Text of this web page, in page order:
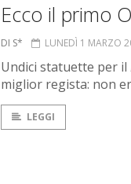
Ecco il primo
DI S* LUNEDÌ 1 MARZO
Undici statuette per il
miglior regista: non
LEGGI